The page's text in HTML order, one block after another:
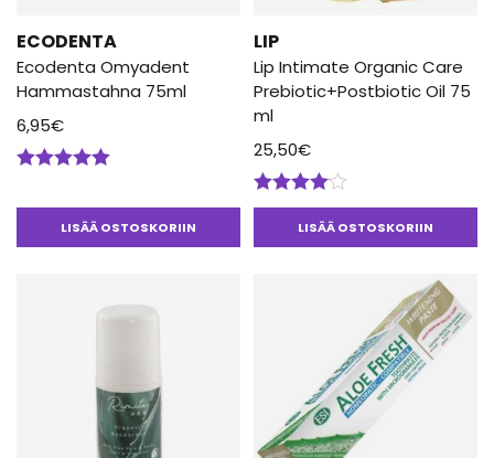
ECODENTA
Ecodenta Omyadent
Hammastahna 75ml
6,95€
LISÄÄ OSTOSKORIIN
LIP
Lip Intimate Organic Care
Prebiotic+Postbiotic Oil 75
ml
25,50€
Arvostelu
tuotteesta:LISÄÄ OSTOSKORIIN